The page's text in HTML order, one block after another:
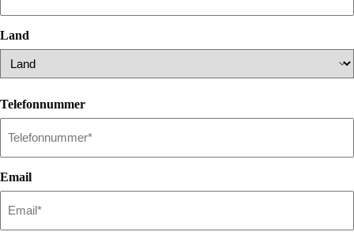
Land
a
n
Telefonnummer
Email